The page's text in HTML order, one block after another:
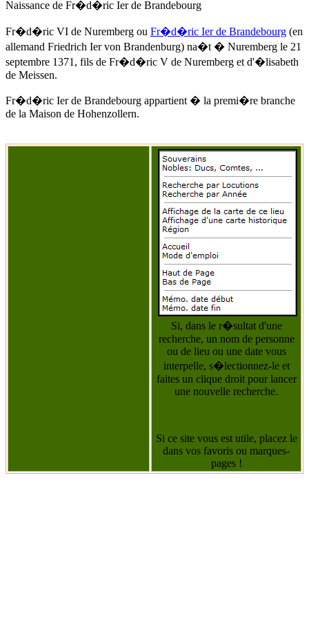
Naissance de Fr�d�ric Ier de Brandebourg
Fr�d�ric VI de Nuremberg ou Fr�d�ric Ier de Brandebourg (en
allemand Friedrich Ier von Brandenburg) na�t � Nuremberg le 21
septembre 1371 , fils de Fr�d�ric V de Nuremberg et d'�lisabeth
de Meissen.
Fr�d�ric Ier de Brandebourg appartient � la premi�re branche
de la Maison de Hohenzollern.
Si, dans le r�sultat d'une
recherche, un nom de personne
ou de lieu ou une date vous
interpelle, s�lectionnez-le et
faites un clique droit pour lancer
une nouvelle recherche.
Si ce site vous est utile, placez le
dans vos favoris ou marques-
pages !